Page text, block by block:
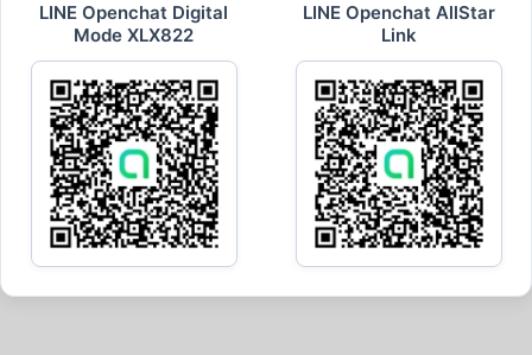
LINE Openchat Digital
Mode XLX822
LINE Openchat AllStar
Link